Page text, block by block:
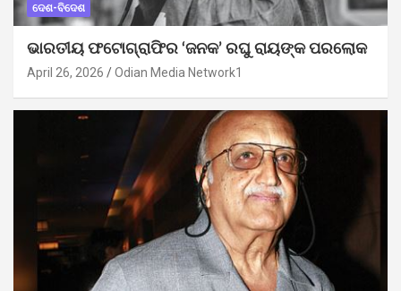
ଦେଶ-ବିଦେଶ
ଭାରତୀୟ ଫଟୋଗ୍ରାଫିର ‘ଜନକ’ ରଘୁ ରାୟଙ୍କ ପରଲୋକ
April 26, 2026 Odian Media Network1